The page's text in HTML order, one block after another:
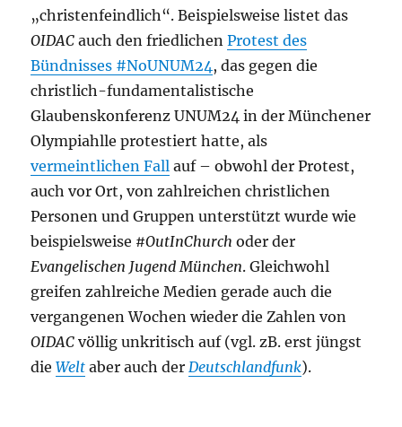
„christenfeindlich“. Beispielsweise listet das
OIDAC auch den friedlichenProtest des
Bündnisses #NoUNUM24 , das gegen die
christlich-fundamentalistische
Glaubenskonferenz UNUM24 in der Münchener
Olympiahlle protestiert hatte, als
vermeintlichen Fall auf – obwohl der Protest,
auch vor Ort, von zahlreichen christlichen
Personen und Gruppen unterstützt wurde wie
beispielsweise #OutInChurch oder der
Evangelischen Jugend München. Gleichwohl
greifen zahlreiche Medien gerade auch die
vergangenen Wochen wieder die Zahlen von
OIDAC völlig unkritisch auf (vgl. zB. erst jüngst
dieWelt aber auch der Deutschlandfunk).